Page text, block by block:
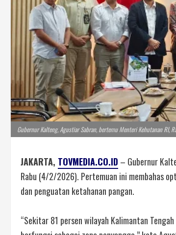
Gubernur Kalteng, Agustiar Sabran, bertemu Menteri Kehutanan RI,
JAKARTA, TOVMEDIA.CO.ID – Gubernur
Rabu (4/2/2026). Pertemuan ini membahas
dan penguatan ketahanan pangan.
“Sekitar 81 persen wilayah Kalimantan